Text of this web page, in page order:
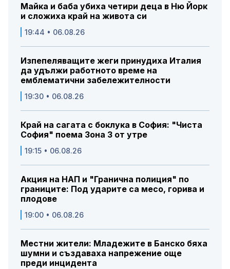
Майка и баба убиха четири деца в Ню Йорк
и сложиха край на живота си
19:44 • 06.08.26
Изпепеляващите жеги принудиха Италия
да удължи работното време на
емблематични забележителности
19:30 • 06.08.26
Край на сагата с боклука в София: "Чиста
София" поема Зона 3 от утре
19:15 • 06.08.26
Акция на НАП и "Гранична полиция" по
границите: Под ударите са месо, горива и
плодове
19:00 • 06.08.26
Местни жители: Младежите в Банско бяха
шумни и създаваха напрежение още
преди инцидента